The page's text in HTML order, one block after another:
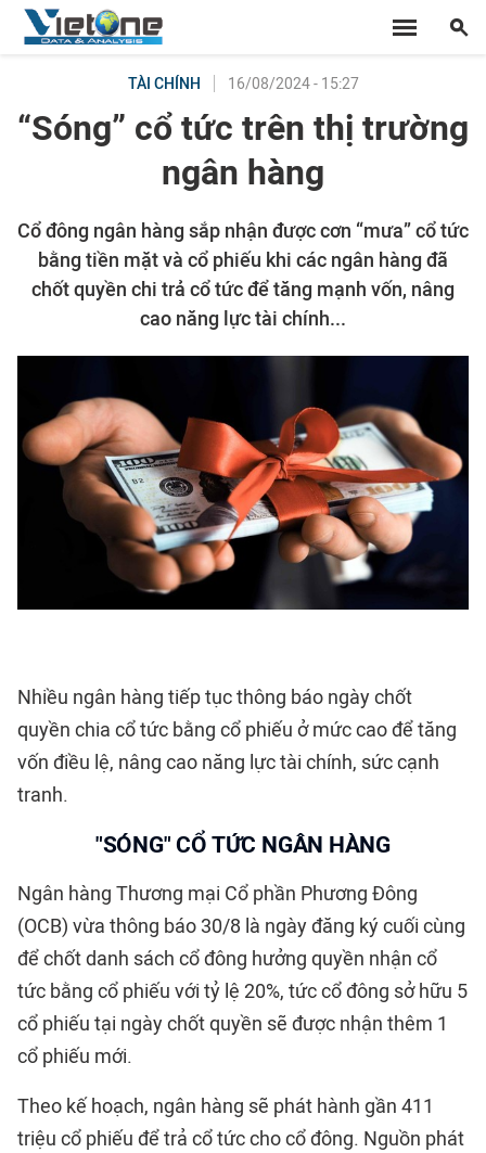
TÀI CHÍNH 16/08/2024 - 15:27
“Sóng” cổ tức trên thị trường
ngân hàng
Cổ đông ngân hàng sắp nhận được cơn “mưa” cổ tức
bằng tiền mặt và cổ phiếu khi các ngân hàng đã
chốt quyền chi trả cổ tức để tăng mạnh vốn, nâng
cao năng lực tài chính...
Nhiều ngân hàng tiếp tục thông báo ngày chốt
quyền chia cổ tức bằng cổ phiếu ở mức cao để tăng
vốn điều lệ, nâng cao năng lực tài chính, sức cạnh
tranh.
"SÓNG" CỔ TỨC NGÂN HÀNG
Ngân hàng Thương mại Cổ phần Phương Đông
(OCB) vừa thông báo 30/8 là ngày đăng ký cuối cùng
để chốt danh sách cổ đông hưởng quyền nhận cổ
tức bằng cổ phiếu với tỷ lệ 20%, tức cổ đông sở hữu 5
cổ phiếu tại ngày chốt quyền sẽ được nhận thêm 1
cổ phiếu mới.
Theo kế hoạch, ngân hàng sẽ phát hành gần 411
triệu cổ phiếu để trả cổ tức cho cổ đông. Nguồn phát